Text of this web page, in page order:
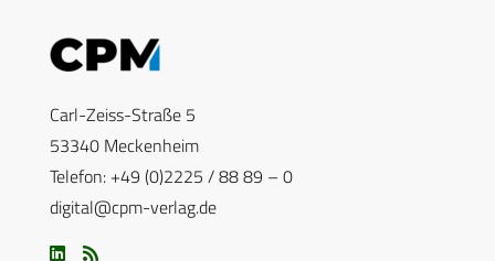
Carl-Zeiss-Straße 5
53340 Meckenheim
Telefon: +49 (0)2225 / 88 89 – 0
digital@cpm-verlag.de